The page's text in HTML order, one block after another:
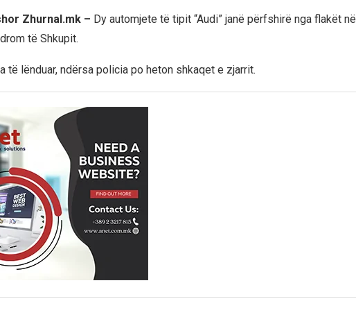
Zhurnal.mk – Dy automjete të tipit “Audi” janë përfshirë nga flakët në
të Shkupit.
të lënduar, ndërsa policia po heton shkaqet e zjarrit.